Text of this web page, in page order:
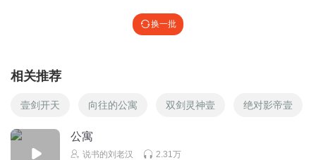
换一批
相关推荐
壹剑开天 向往的公寓 双剑灵神壹 绝对影帝壹
公寓
说书的刘老汉 2.31万